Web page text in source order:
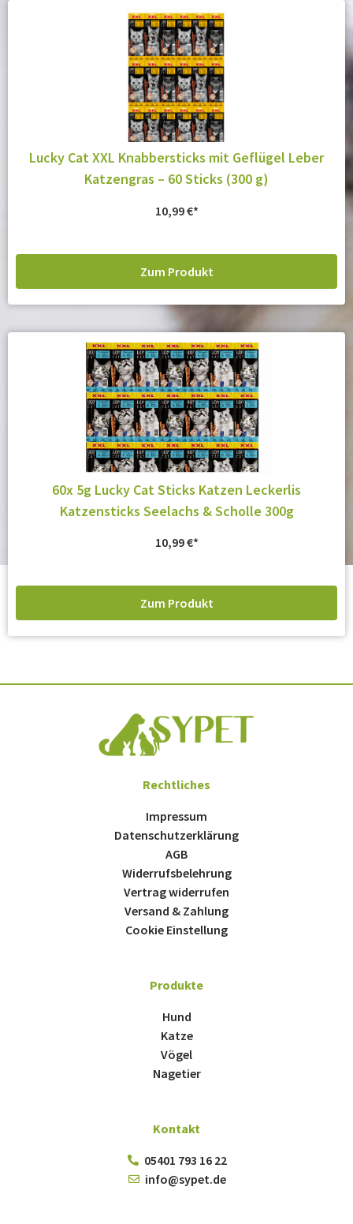
Lucky Cat XXL Knabbersticks mit Geflügel Leber
Katzengras – 60 Sticks (300 g)
10,99€
Zum Produkt
60x 5g Lucky Cat Sticks Katzen Leckerlis
Katzensticks Seelachs & Scholle 300g
10,99€
Zum Produkt
Rechtliches
Impressum
Datenschutzerklärung
AGB
Widerrufsbelehrung
Vertrag widerrufen
Versand & Zahlung
Cookie Einstellung
Produkte
Hund
Katze
Vögel
Nagetier
Kontakt
05401 793 16 22
info@sypet.de